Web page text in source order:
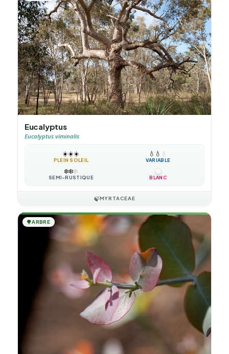
Eucalyptus
Eucalyptus viminalis
☀️☀️☀️
PLEIN SOLEIL
💧 💧 💧
VARIABLE
❄️❄️❄️
SEMI-RUSTIQUE BLANC
🍃MYRTACEAE
🌳ARBRE